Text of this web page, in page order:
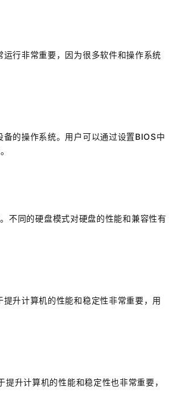
行非常重要，因为很多软件和操作系统
的操作系统。用户可以通过设置BIOS中
不同的硬盘模式对硬盘的性能和兼容性有
升计算机的性能和稳定性非常重要，用
升计算机的性能和稳定性也非常重要，